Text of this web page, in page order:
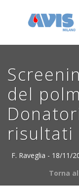
del
risultati
F. Raveglia - 18/11/
Torna